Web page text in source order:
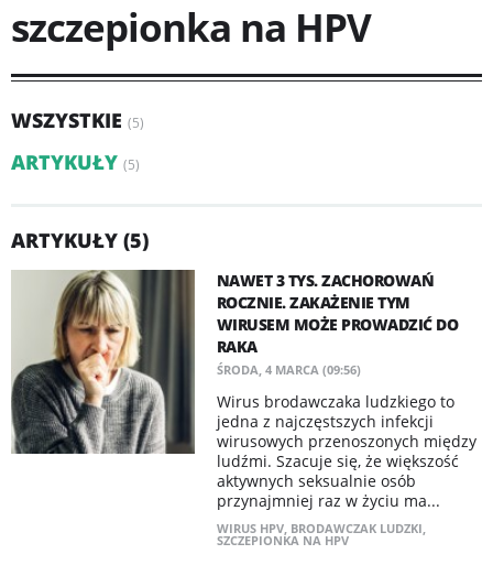
szczepionka na HPV
WSZYSTKIE (5)
ARTYKUŁY (5)
ARTYKUŁY (5)
NAWET 3 TYS. ZACHOROWAŃ
ROCZNIE. ZAKAŻENIE TYM
WIRUSEM MOŻE PROWADZIĆ DO
RAKA
ŚRODA, 4 MARCA (09:56)
Wirus brodawczaka ludzkiego to
jedna z najczęstszych infekcji
wirusowych przenoszonych między
ludźmi. Szacuje się, że większość
aktywnych seksualnie osób
przynajmniej raz w życiu ma...
WIRUS HPV, BRODAWCZAK LUDZKI,
SZCZEPIONKA NA HPV